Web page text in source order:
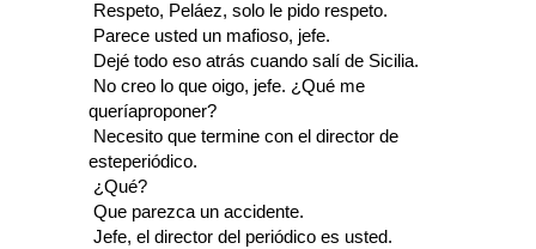
 Respeto, Peláez, solo le pido respeto.
 Parece usted un mafioso, jefe.
 Dejé todo eso atrás cuando salí de Sicilia.
 No creo lo que oigo, jefe. ¿Qué me
queríaproponer?
 Necesito que termine con el director de
esteperiódico.
 ¿Qué?
 Que parezca un accidente.
 Jefe, el director del periódico es usted.